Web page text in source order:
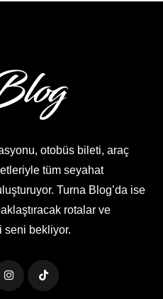
otobüs bileti, araç
tüm seyahat
Turna Blog’da ise
rotalar ve
seni bekliyor.